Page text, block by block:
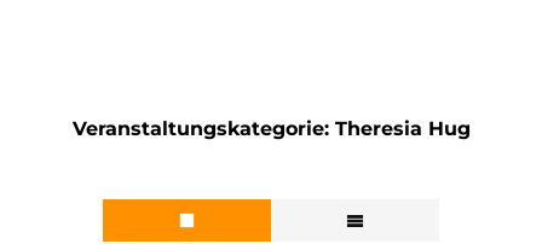
Veranstaltungskategorie: Theresia Hug